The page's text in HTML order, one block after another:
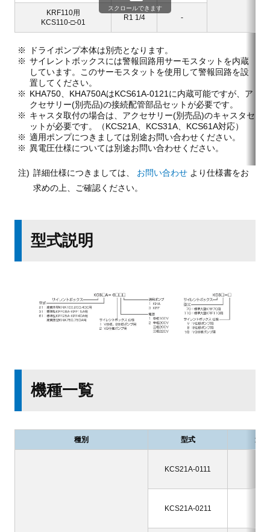
KRF110用
KCS110-□-01
R1 1/4 -
ドライポンプ本体は別売となります。
サイレントボックスには警報回路用サーモスタットを内蔵
しています。このサーモスタットを使用して警報回路を設
置してください。
KHA750、KHA750AはKCS61A-0121に内蔵可能ですが、ア
クセサリー(別売品)の接続配管部品セットが必要です。
キャスタ取付の場合は、アクセサリー(別売品)のキャスタセ
ットが必要です。（KCS21A、KCS31A、KCS61A対応）
適用ポンプにつきましては別途お問い合わせください。
異電圧仕様については別途お問い合わせください。
スクロールできます
詳細仕様につきましては、 お問い合わせ より仕様書をお
求めの上、ご確認ください。
型式説明
機種一覧
種別 型式 適
KCS21A-0111
KCS21A-0211